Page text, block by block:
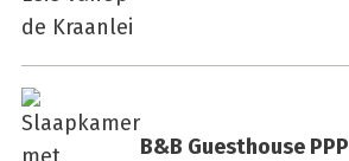
B&B Gues­t­hou­se PPP